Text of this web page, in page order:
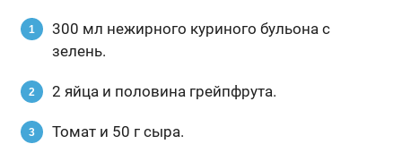
300 мл нежирного куриного бульона с
зелень.
2 яйца и половина грейпфрута.
Томат и 50 г сыра.